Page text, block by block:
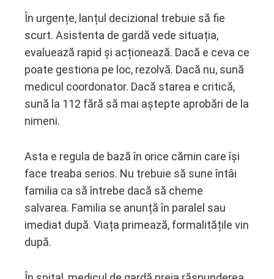
În urgențe, lanțul decizional trebuie să fie
scurt. Asistenta de gardă vede situația,
evaluează rapid și acționează. Dacă e ceva ce
poate gestiona pe loc, rezolvă. Dacă nu, sună
medicul coordonator. Dacă starea e critică,
sună la 112 fără să mai aștepte aprobări de la
nimeni.
Asta e regula de bază în orice cămin care își
face treaba serios. Nu trebuie să sune întâi
familia ca să întrebe dacă să cheme
salvarea. Familia se anunță în paralel sau
imediat după. Viața primează, formalitățile vin
după.